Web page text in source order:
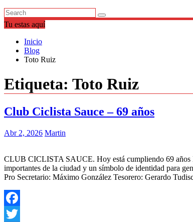
Tu estas aquí
Inicio
Blog
Toto Ruiz
Etiqueta: Toto Ruiz
Club Ciclista Sauce – 69 años
Abr 2, 2026 Martin
CLUB CICLISTA SAUCE. Hoy está cumpliendo 69 años
importantes de la ciudad y un símbolo de identidad para
Pro Secretario: Máximo González Tesorero: Gerardo
Facebook